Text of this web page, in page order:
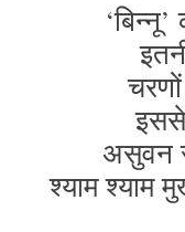
असुवन
श्याम